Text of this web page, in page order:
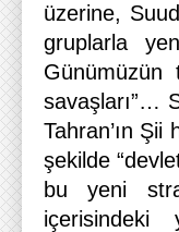
üzerine,
gruplarla
Günümüzün
savaşları”…
Tahran’ın
şekilde
bu yeni
içerisindeki